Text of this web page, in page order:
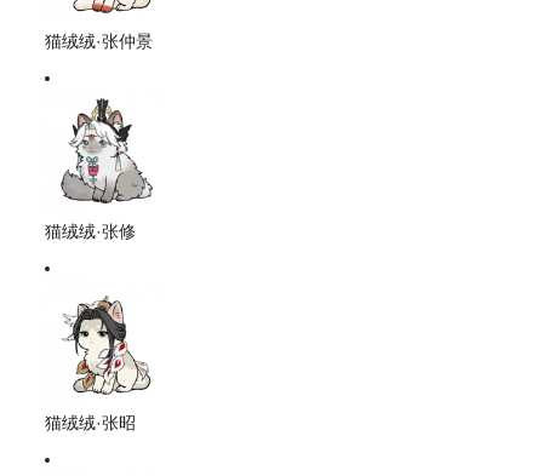
猫绒绒·张仲景
猫绒绒·张修
猫绒绒·张昭